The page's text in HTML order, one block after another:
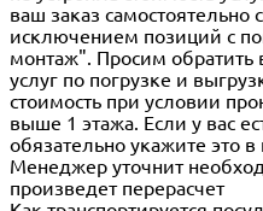
ваш заказ самостоятельно
исключением позиций с
монтаж". Просим обратить
услуг по погрузке и
стоимость при условии
выше 1 этажа. Если у вас
обязательно укажите это
Менеджер уточнит
произведет перерасчет